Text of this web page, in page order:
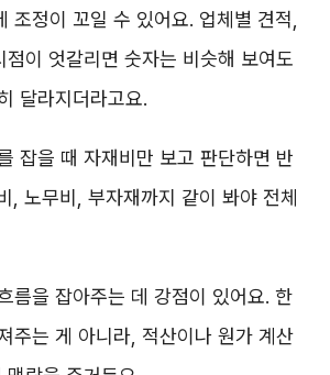
조정이 꼬일 수 있어요. 업체별 견적,
이 엇갈리면 숫자는 비슷해 보여도
달라지더라고요.
잡을 때 자재비만 보고 판단하면 반
, 노무비, 부자재까지 같이 봐야 전체
름을 잡아주는 데 강점이 있어요. 한
주는 게 아니라, 적산이나 원가 계산